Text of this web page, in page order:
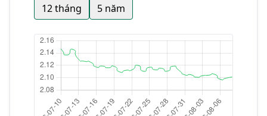
12 tháng
5 năm